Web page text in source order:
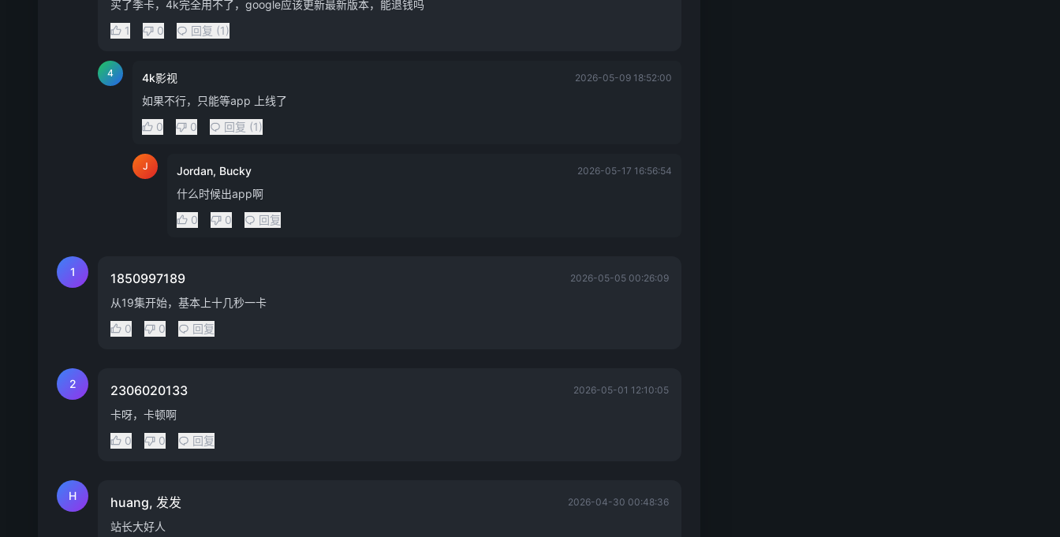
买了季卡，4k完全用不了，google应该更新最新版本，能退钱吗
1
0 回复 (1)
4 4k影视 2026-05-09 18:52:00
如果不行，只能等app 上线了
0
0 回复 (1)
J Jordan, Bucky 2026-05-17 16:56:54
什么时候出app啊
0
0 回复
1 1850997189 2026-05-05 00:26:09
从19集开始，基本上十几秒一卡
0
0 回复
2 2306020133 2026-05-01 12:10:05
卡呀，卡顿啊
0
0 回复
H huang, 发发 2026-04-30 00:48:36
站长大好人